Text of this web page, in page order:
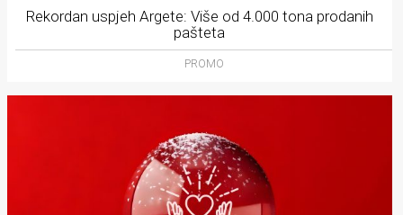
Rekordan uspjeh Argete: Više od 4.000 tona prodanih
pašteta
PROMO